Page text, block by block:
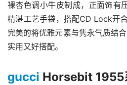
裸杏色调小牛皮制成，正面饰有
精湛工艺手袋，搭配CD Lock开
完美的将优雅元素与隽永气质结
实用又好搭配。
gucci Horsebit 1955